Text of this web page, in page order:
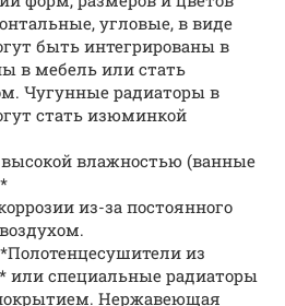
угловые, в виде
быть интегрированы в
в мебель или стать
Чугунные радиаторы в
стать изюминкой
влажностью (ванные
из-за постоянного
из
или специальные радиаторы
Нержавеющая